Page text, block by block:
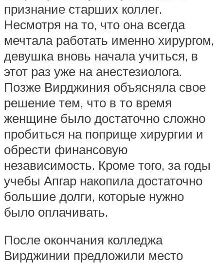
признание старших коллег.
Несмотря на то, что она всегда
мечтала работать именно хирургом,
девушка вновь начала учиться, в
этот раз уже на анестезиолога.
Позже Вирджиния объясняла свое
решение тем, что в то время
женщине было достаточно сложно
пробиться на поприще хирургии и
обрести финансовую
независимость. Кроме того, за годы
учебы Апгар накопила достаточно
большие долги, которые нужно
было оплачивать.
После окончания колледжа
Вирджинии предложили место